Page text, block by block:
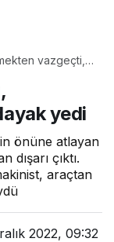
vazgeçti,
yedi
önüne atlayan
çıktı.
araçtan
2022, 09:32